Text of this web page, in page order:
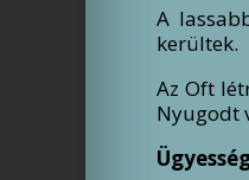
A
kerültek.
Az Oft
Nyugodt